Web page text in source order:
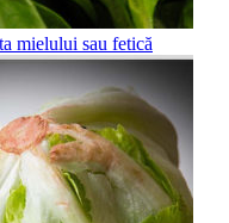
mielului sau fetică